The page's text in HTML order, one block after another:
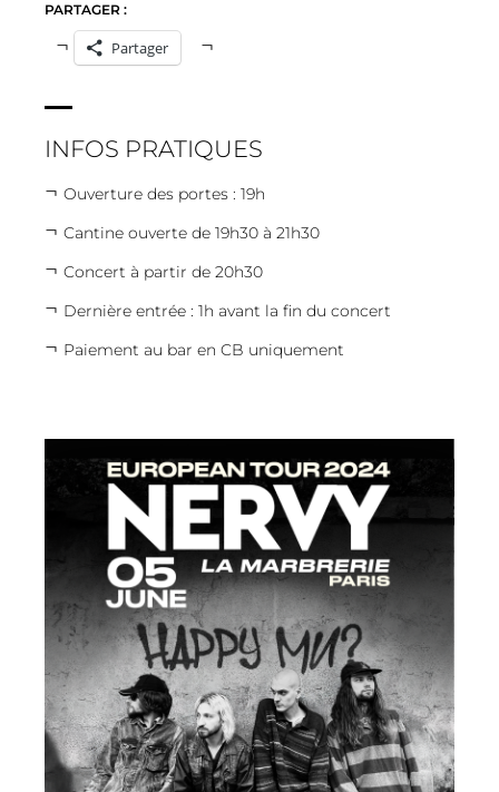
PARTAGER :
Partager
INFOS PRATIQUES
Ouverture des portes : 19h
Cantine ouverte de 19h30 à 21h30
Concert à partir de 20h30
Dernière entrée : 1h avant la fin du concert
Paiement au bar en CB uniquement